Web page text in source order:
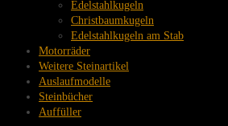
Edelstahlkugeln
Christbaumkugeln
Edelstahlkugeln am Stab
Motorräder
Weitere Steinartikel
Auslaufmodelle
Steinbücher
Auffüller